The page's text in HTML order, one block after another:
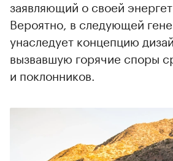
заявляющий о своей
Вероятно, в следующей
унаследует концепцию
вызвавшую горячие споры
и поклонников.